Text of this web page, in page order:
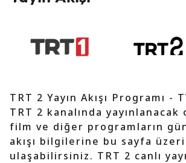
TRT 2 Yayın Akışı Programı -
TRT 2 kanalında yayınlanacak
film ve diğer programların
akışı bilgilerine bu sayfa
ulaşabilirsiniz. TRT 2 canlı